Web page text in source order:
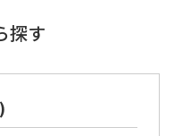
室蘭市
探す